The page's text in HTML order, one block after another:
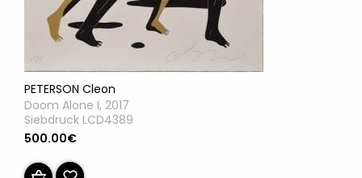
PETERSON Cleon
Doom Alone I, 2017
Siebdruck LCD4389
500.00€